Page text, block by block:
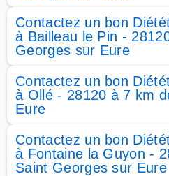
Contactez un bon
à Bailleau le Pin -
Georges sur Eure
Contactez un bon
à Ollé - 28120 à 7 km
Eure
Contactez un bon
à Fontaine la Guyon -
Saint Georges sur Eure